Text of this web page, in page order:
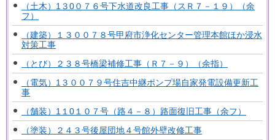
（土木）1３0０７６号下水道改良工事（スＲ７－１９）（余
フ）
（建築）１３００７８号甲府市浄化センター管理本館ほか浸水
対策工事
（とび）２３８号橋梁補修工事（Ｒ７－９）（余指）
（電気）1３００７９号住吉中継ポンプ場自家発電設備更新工
事
（舗装）1１0１０７号（路４－８）路面復旧工事（余フ）
（塗装）２４３号後屋団地４号館外壁改修工事